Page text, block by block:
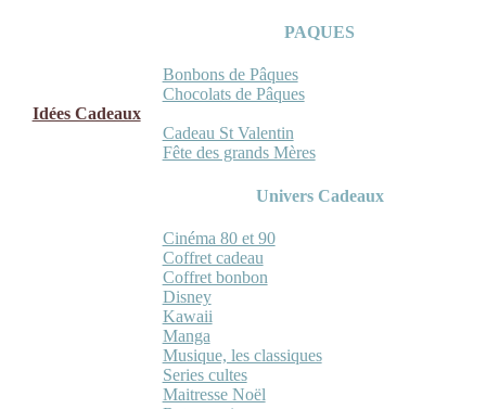
PAQUES
Bonbons de Pâques
Chocolats de Pâques
Idées Cadeaux
Cadeau St Valentin
Fête des grands Mères
Univers Cadeaux
Cinéma 80 et 90
Coffret cadeau
Coffret bonbon
Disney
Kawaii
Manga
Musique, les classiques
Series cultes
Maitresse Noël